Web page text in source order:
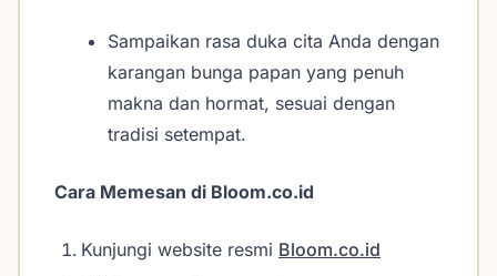
Sampaikan rasa duka cita Anda dengan
karangan bunga papan yang penuh
makna dan hormat, sesuai dengan
tradisi setempat.
Cara Memesan di Bloom.co.id
Kunjungi website resmi Bloom.co.id